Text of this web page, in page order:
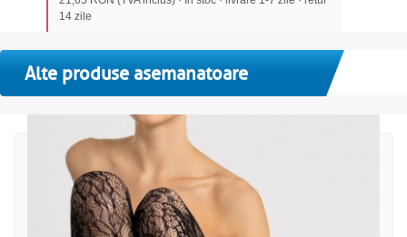
14 zile
Alte produse asemanatoare